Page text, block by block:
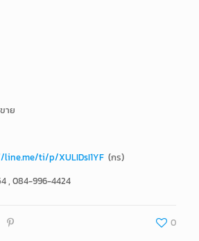
าย
ti/p/XULIDsI1YF(กร)
, 084-996-4424
0